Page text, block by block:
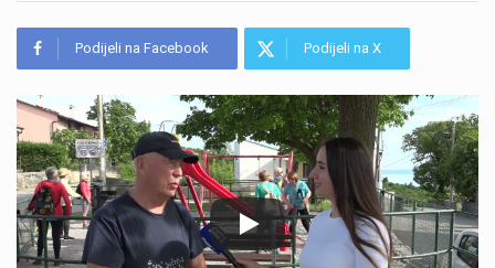
Podijeli na Facebook Podijeli na X